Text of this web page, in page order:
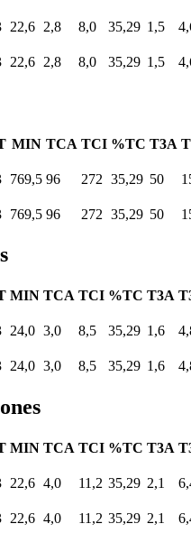
22,6 2,8 8,0 35,29 1,5
22,6 2,8 8,0 35,29 1,5
MIN TCA TCI %TC T3A
769,5 96 272 35,29 50
769,5 96 272 35,29 50
MIN TCA TCI %TC T3A
24,0 3,0 8,5 35,29 1,6
24,0 3,0 8,5 35,29 1,6
MIN TCA TCI %TC T3A
22,6 4,0 11,2 35,29 2,1
22,6 4,0 11,2 35,29 2,1